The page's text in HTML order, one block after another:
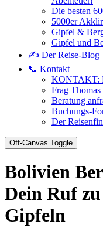
Die besten
5000er
Gipfel &
Gipfel und
✍️ Der Reise-Blog
📞 Kontakt
KONTAKT:
Frag
Beratung
Buchungs-
Der
Off-Canvas Toggle
Bolivien
Dein Ruf
Gipfeln